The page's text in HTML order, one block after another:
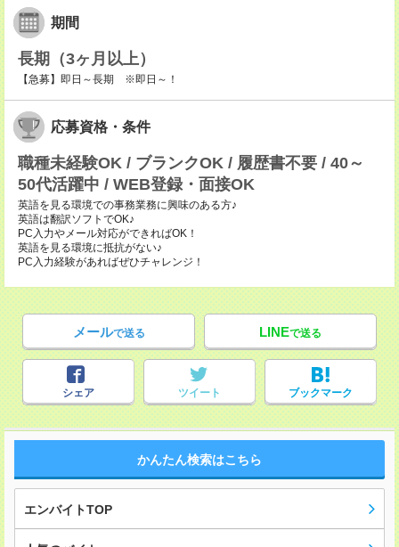
期間
長期（3ヶ月以上）
【急募】即日～長期 ※即日～！
応募資格・条件
職種未経験OK / ブランクOK / 履歴書不要 / 40～
50代活躍中 / WEB登録・面接OK
英語を見る環境での事務業務に興味のある方♪
英語は翻訳ソフトでOK♪
PC入力やメール対応ができればOK！
英語を見る環境に抵抗がない♪
PC入力経験があればぜひチャレンジ！
メールで送る LINEで送る
シェア ツイート ブックマーク
かんたん検索はこちら
エンバイトTOP